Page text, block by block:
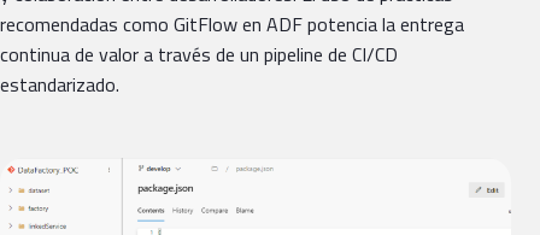
recomendadas como GitFlow en ADF potencia la entrega
continua de valor a través de un pipeline de CI/CD
estandarizado.